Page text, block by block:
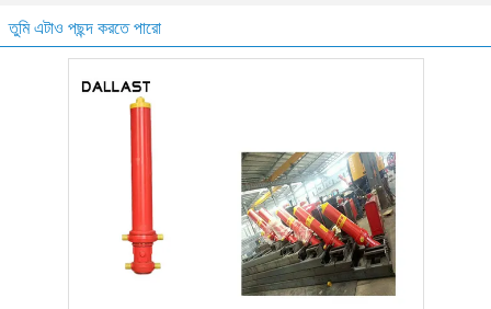
তুমি এটাও পছন্দ করতে পারো